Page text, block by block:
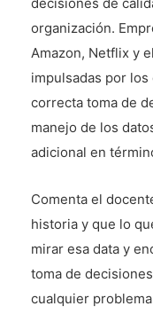
organización.
Amazon, Netflix y
impulsadas por
correcta toma de
manejo de los
adicional en
Comenta el
historia y que lo
mirar esa data y
toma de
cualquier